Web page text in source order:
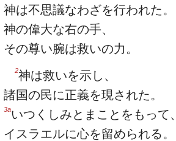
神は不思議なわざを行われた。
神の偉大な右の手、
その尊い腕は救いの力。
2神は救いを示し、
諸国の民に正義を現された。
3aいつくしみとまことをもって、
イスラエルに心を留められる。